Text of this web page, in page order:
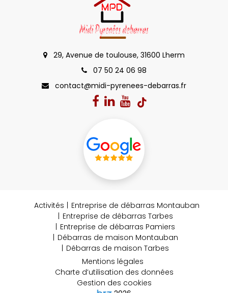
29, Avenue de toulouse, 31600 Lherm
07 50 24 06 98
contact@midi-pyrenees-debarras.fr
Activités
Entreprise de débarras Montauban
Entreprise de débarras Tarbes
Entreprise de débarras Pamiers
Débarras de maison Montauban
Débarras de maison Tarbes
Mentions légales
Charte d’utilisation des données
Gestion des cookies